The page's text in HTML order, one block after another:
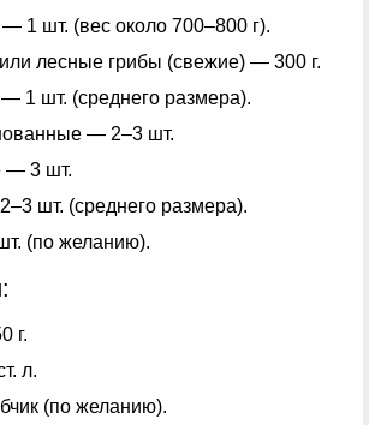
1 шт. (вес около 700–800 г).
лесные грибы (свежие) — 300 г.
1 шт. (среднего размера).
— 2–3 шт.
— 3 шт.
шт. (среднего размера).
(по желанию).
г.
л.
(по желанию).